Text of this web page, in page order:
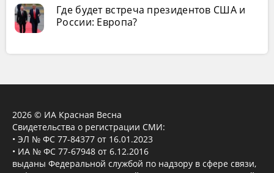
Где будет встреча президентов США и
России: Европа?
2026 © ИА Красная Весна
Свидетельства о регистрации СМИ:
• ЭЛ № ФС 77-84377 от 16.01.2023
• ИА № ФС 77-67948 от 6.12.2016
выданы Федеральной службой по надзору в сфере связи,